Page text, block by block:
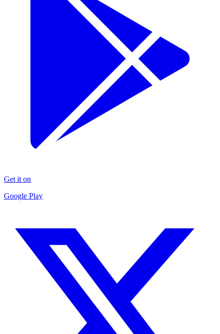
Get it on
Google Play